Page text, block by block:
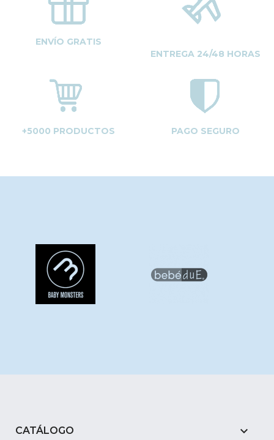
ENVÍO GRATIS
ENTREGA 24/48 HORAS
+5000 PRODUCTOS PAGO SEGURO
CATÁLOGO 